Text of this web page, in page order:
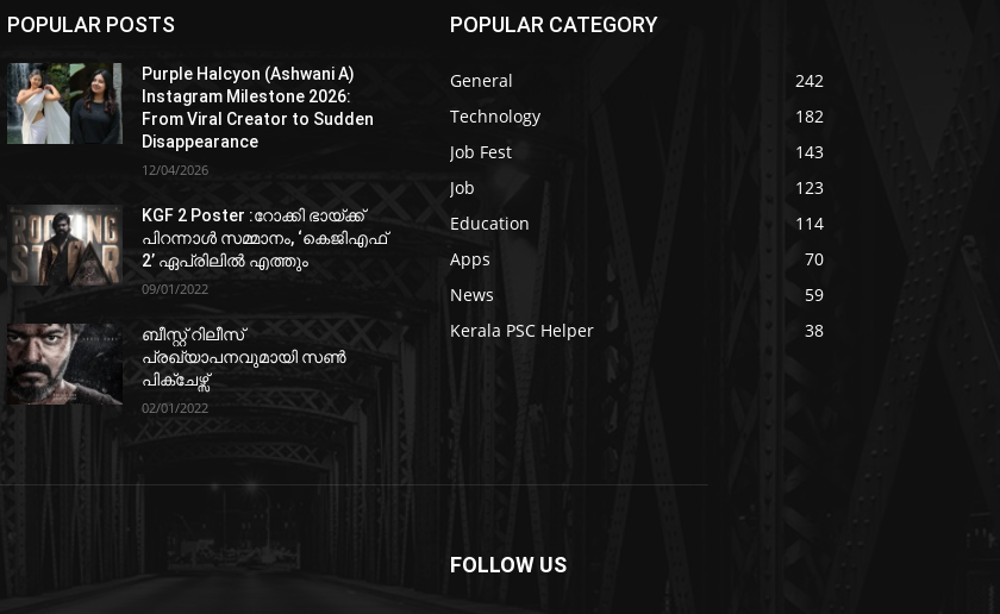
POPULAR POSTS
Purple Halcyon (Ashwani A)
Instagram Milestone 2026:
From Viral Creator to Sudden
Disappearance
12/04/2026
KGF 2 Poster :റോക്കി ഭായ്ക്ക്
പിറന്നാൾ സമ്മാനം, ‘കെജിഎഫ്
2’ ഏപ്രിലിൽ എത്തും
09/01/2022
ബീസ്റ്റ് റിലീസ്
പ്രഖ്യാപനവുമായി സണ്‍
പിക്ചേഴ്സ്
02/01/2022
POPULAR CATEGORY
General
242
Technology
182
Job Fest
143
Job
123
Education
114
Apps
70
News
59
Kerala PSC Helper
38
FOLLOW US